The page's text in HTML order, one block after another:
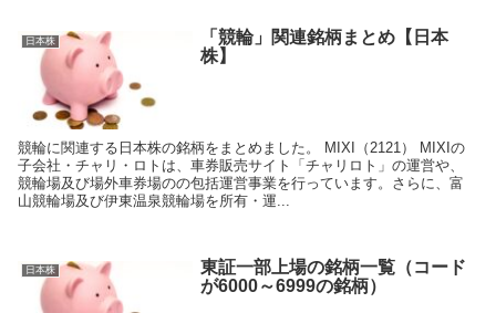
日本株
「競輪」関連銘柄まとめ【日本
株】
競輪に関連する日本株の銘柄をまとめました。 MIXI（2121） MIXIの
子会社・チャリ・ロトは、車券販売サイト「チャリロト」の運営や、
競輪場及び場外車券場のの包括運営事業を行っています。さらに、富
山競輪場及び伊東温泉競輪場を所有・運...
日本株
東証一部上場の銘柄一覧（コード
が6000～6999の銘柄）